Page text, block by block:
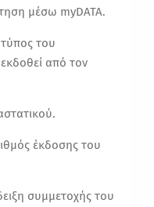
μέσω myDATA.
του
από τον
έκδοσης του
συμμετοχής του